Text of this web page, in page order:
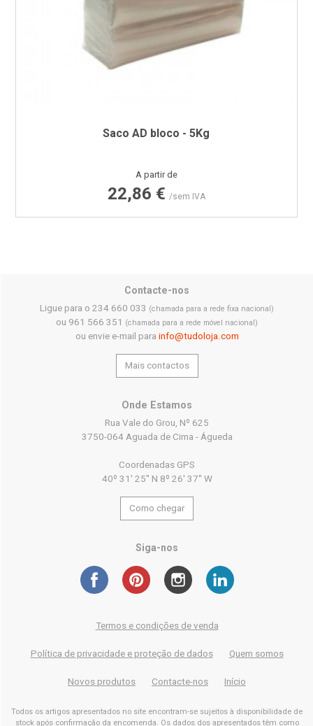
Saco AD bloco - 5Kg
Preço
A partir de
22,86 € /sem IVA
Contacte-nos
Ligue para o 234 660 033 (chamada para a rede fixa nacional)
ou 961 566 351 (chamada para a rede móvel nacional)
ou envie e-mail para info@tudoloja.com
Mais contactos
Onde Estamos
Rua Vale do Grou, Nº 625
3750-064 Aguada de Cima - Águeda
Coordenadas GPS
40º 31' 25'' N 8º 26' 37'' W
Como chegar
Siga-nos
Termos e condições de venda
Política de privacidade e proteção de dados Quem somos
Novos produtos Contacte-nos Início
Todos os artigos apresentados no site encontram-se sujeitos à disponibilidade de
stock após confirmação da encomenda. Os dados dos apresentados têm como